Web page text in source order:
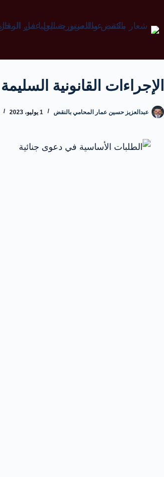
الإجراءات القانونية
عبدالعزيز حسين عمار المحامي بالنقض 1 يوليو، 2023